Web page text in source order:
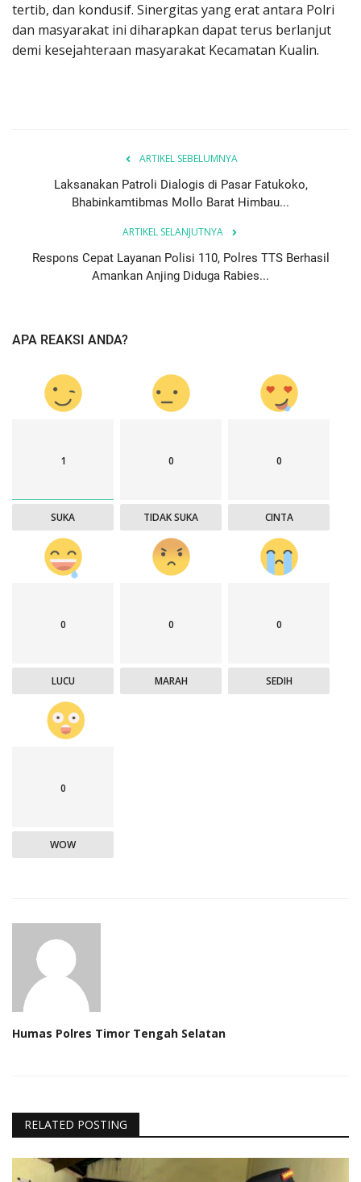
tertib, dan kondusif. Sinergitas yang erat antara Polri
dan masyarakat ini diharapkan dapat terus berlanjut
demi kesejahteraan masyarakat Kecamatan Kualin.
ARTIKEL SEBELUMNYA
Laksanakan Patroli Dialogis di Pasar Fatukoko,
Bhabinkamtibmas Mollo Barat Himbau...
ARTIKEL SELANJUTNYA
Respons Cepat Layanan Polisi 110, Polres TTS Berhasil
Amankan Anjing Diduga Rabies...
APA REAKSI ANDA?
1
SUKA
0
TIDAK SUKA
0
CINTA
0
LUCU
0
MARAH
0
SEDIH
0
WOW
Humas Polres Timor Tengah Selatan
RELATED POSTING